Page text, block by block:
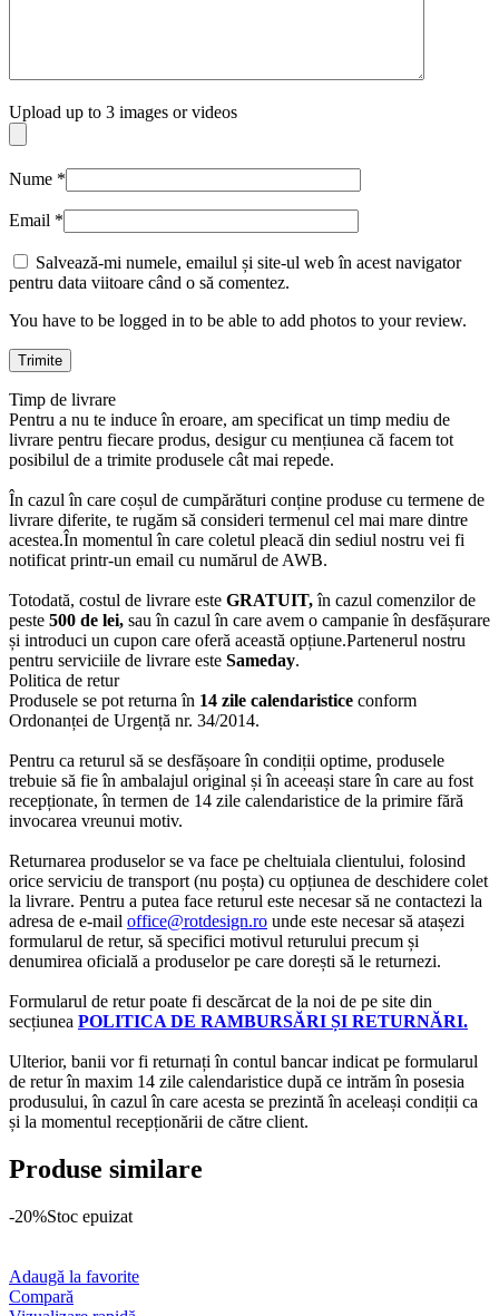
Upload up to 3 images or videos
Nume *
Email *
Salvează-mi numele, emailul și site-ul web în acest navigator
pentru data viitoare când o să comentez.
You have to be logged in to be able to add photos to your review.
Timp de livrare
Pentru a nu te induce în eroare, am specificat un timp mediu de
livrare pentru fiecare produs, desigur cu mențiunea că facem tot
posibilul de a trimite produsele cât mai repede.
În cazul în care coșul de cumpărături conține produse cu termene de
livrare diferite, te rugăm să consideri termenul cel mai mare dintre
acestea.În momentul în care coletul pleacă din sediul nostru vei fi
notificat printr-un email cu numărul de AWB.
Totodată, costul de livrare este GRATUIT,în cazul comenzilor de
peste 500 de lei, sau în cazul în care avem o campanie în desfășurare
și introduci un cupon care oferă această opțiune.Partenerul nostru
pentru serviciile de livrare este Sameday.
Politica de retur
Produsele se pot returna în 14 zile calendaristice conform
Ordonanței de Urgență nr. 34/2014.
Pentru ca returul să se desfășoare în condiții optime, produsele
trebuie să fie în ambalajul original și în aceeași stare în care au fost
recepționate, în termen de 14 zile calendaristice de la primire fără
invocarea vreunui motiv.
Returnarea produselor se va face pe cheltuiala clientului, folosind
orice serviciu de transport (nu poșta) cu opțiunea de deschidere colet
la livrare. Pentru a putea face returul este necesar să ne contactezi la
adresa de e-mail office@rotdesign.ro unde este necesar să atașezi
formularul de retur, să specifici motivul returului precum și
denumirea oficială a produselor pe care dorești să le returnezi.
Formularul de retur poate fi descărcat de la noi de pe site din
secțiunea POLITICA DE RAMBURSĂRI ȘI RETURNĂRI.
Ulterior, banii vor fi returnați în contul bancar indicat pe formularul
de retur în maxim 14 zile calendaristice după ce intrăm în posesia
produsului, în cazul în care acesta se prezintă în aceleași condiții ca
și la momentul recepționării de către client.
Produse similare
-20%Stoc epuizat
Adaugă la favorite
Compară